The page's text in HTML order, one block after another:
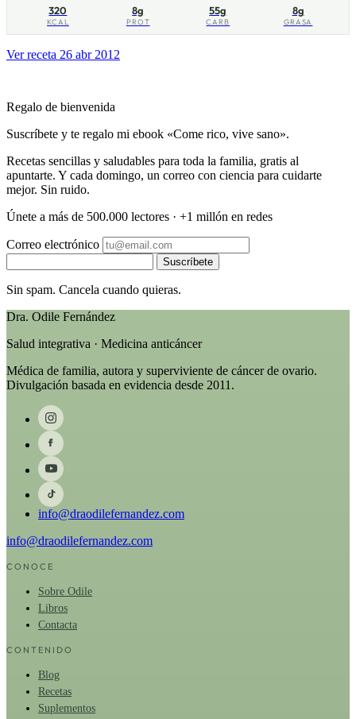
320
KCAL
8g
PROT
55g
CARB
8g
GRASA
Ver receta 26 abr 2012
Regalo de bienvenida
Suscríbete y te regalo mi ebook «Come rico, vive sano».
Recetas sencillas y saludables para toda la familia, gratis al
apuntarte. Y cada domingo, un correo con ciencia para cuidarte
mejor. Sin ruido.
Únete a más de 500.000 lectores · +1 millón en redes
Correo electrónico
Suscríbete
Sin spam. Cancela cuando quieras.
Dra. Odile Fernández
Salud integrativa · Medicina anticáncer
Médica de familia, autora y superviviente de cáncer de ovario.
Divulgación basada en evidencia desde 2011.
info@draodilefernandez.com
info@draodilefernandez.com
CONOCE
Sobre Odile
Libros
Contacta
CONTENIDO
Blog
Recetas
Suplementos